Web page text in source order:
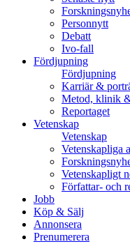
Personnytt
Debatt
Ivo-fall
Fördjupning
Fördjupning
Karriär &
Metod, klinik
Reportaget
Vetenskap
Vetenskap
Vetenskapliga
Vetenskapligt
Författar- och
Jobb
Köp & Sälj
Annonsera
Prenumerera